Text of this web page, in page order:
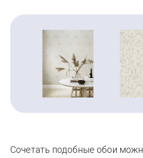
Сочетать подобные обои